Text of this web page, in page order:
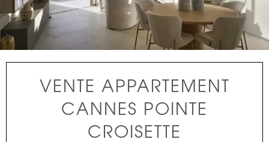
VENTE APPARTEMENT
CANNES POINTE
CROISETTE